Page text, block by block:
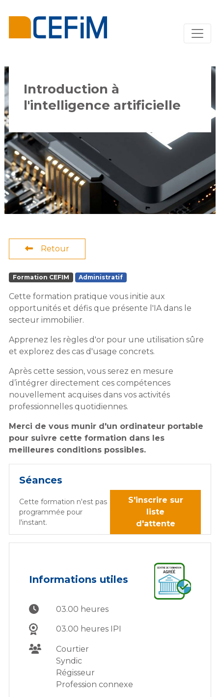
Introduction à
l'intelligence artificielle
Retour
Formation CEFIM Administratif
Cette formation pratique vous initie aux
opportunités et défis que présente l'IA dans le
secteur immobilier.
Apprenez les règles d'or pour une utilisation sûre
et explorez des cas d'usage concrets.
Après cette session, vous serez en mesure
d’intégrer directement ces compétences
nouvellement acquises dans vos activités
professionnelles quotidiennes.
Merci de vous munir d'un ordinateur portable
pour suivre cette formation dans les
meilleures conditions possibles.
Séances
Cette formation n'est pas
programmée pour
l'instant.
S'inscrire sur
liste
d'attente
Informations utiles
03.00 heures
03.00 heures IPI
Courtier
Syndic
Régisseur
Profession connexe